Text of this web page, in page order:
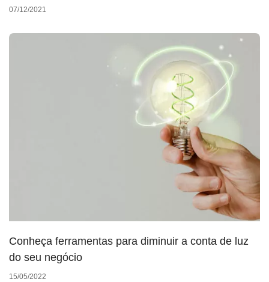
07/12/2021
Conheça ferramentas para diminuir a conta de luz
do seu negócio
15/05/2022